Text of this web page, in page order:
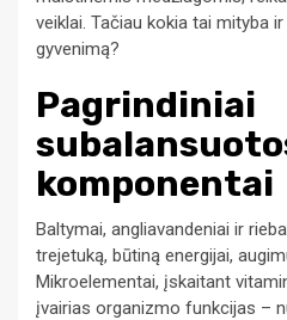
veiklai. Tačiau kokia tai mityba
gyvenimą?
Pagrindiniai
komponentai
Baltymai, angliavandeniai ir
trejetuką, būtiną energijai,
Mikroelementai, įskaitant
įvairias organizmo funkcijas –